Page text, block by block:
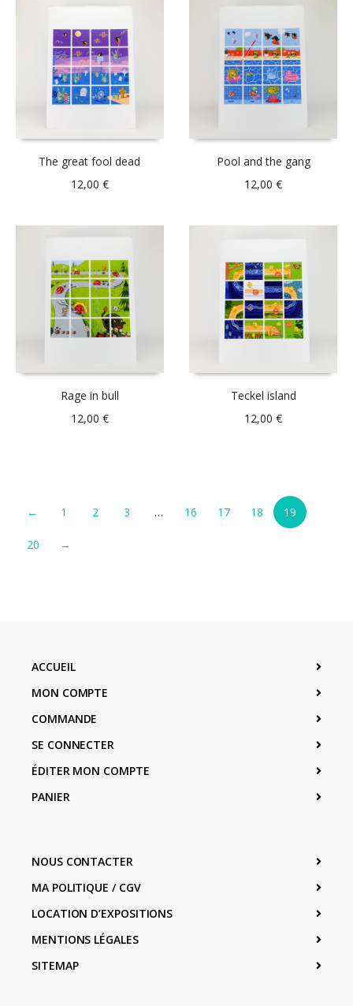
The great fool dead
12,00 €
Pool and the gang
12,00€
Rage in bull
12,00 €
Teckel island
12,00€
← 1 2 3 … 16 17 18 19
20 →
ACCUEIL
MON COMPTE
COMMANDE
SE CONNECTER
ÉDITER MON COMPTE
PANIER
NOUS CONTACTER
MA POLITIQUE / CGV
LOCATION D’EXPOSITIONS
MENTIONS LÉGALES
SITEMAP